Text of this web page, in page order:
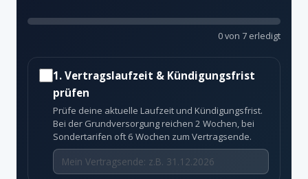
0 von 7 erledigt
1. Vertragslaufzeit & Kündigungsfrist
prüfen
Prüfe deine aktuelle Laufzeit und Kündigungsfrist.
Bei der Grundversorgung reichen 2 Wochen, bei
Sondertarifen oft 6 Wochen zum Vertragsende.